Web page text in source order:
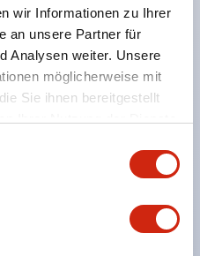
wir Informationen zu Ihrer
an unsere Partner für
Analysen weiter. Unsere
möglicherweise mit
Sie ihnen bereitgestellt
verfügbar